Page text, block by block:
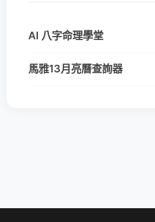
AI 八字命理學堂
馬雅13月亮曆查詢器